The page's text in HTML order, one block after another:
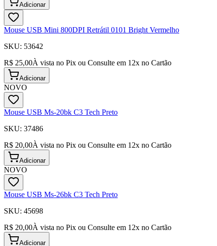
Adicionar
Mouse USB Mini 800DPI Retrátil 0101 Bright Vermelho
SKU: 53642
R$ 25,00À vista no Pix ou Consulte em 12x no Cartão
Adicionar
NOVO
Mouse USB Ms-20bk C3 Tech Preto
SKU: 37486
R$ 20,00À vista no Pix ou Consulte em 12x no Cartão
Adicionar
NOVO
Mouse USB Ms-26bk C3 Tech Preto
SKU: 45698
R$ 20,00À vista no Pix ou Consulte em 12x no Cartão
Adicionar